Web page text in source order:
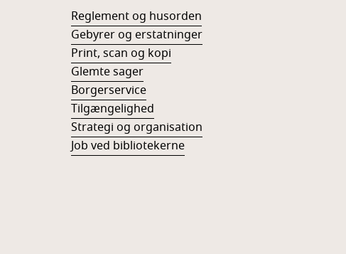
Reglement og husorden
Gebyrer og erstatninger
Print, scan og kopi
Glemte sager
Borgerservice
Tilgængelighed
Strategi og organisation
Job ved bibliotekerne